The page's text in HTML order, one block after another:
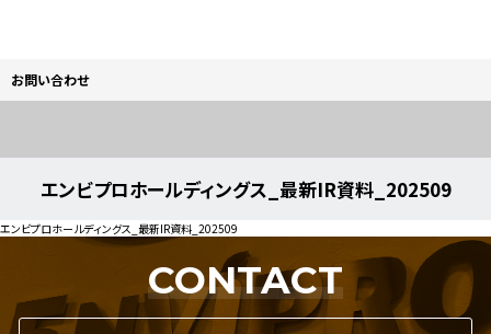
お問い合わせ
エンビプロホールディングス_最新IR資料_202509
エンビプロホールディングス_最新IR資料_202509
CONTACT